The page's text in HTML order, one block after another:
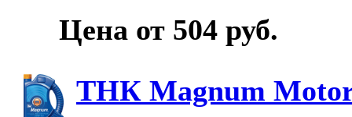
Цена от 504 руб.
ТНК Magnum